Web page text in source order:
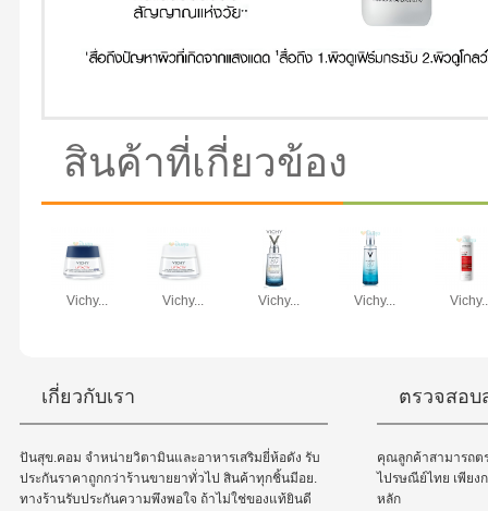
สินค้าที่เกี่ยวข้อง
Vichy... Vichy... Vichy... Vichy...
เกี่ยวกับเรา
ปันสุข.คอม จำหน่ายวิตามินและอาหารเสริมยี่ห้อดัง รับ
ประกันราคาถูกกว่าร้านขายยาทั่วไป สินค้าทุกชิ้นมีอย.
ทางร้านรับประกันความพึงพอใจ ถ้าไม่ใช่ของแท้ยินดี
ตรวจสอ
คุณลูกค้าสามารถต
ไปรษณีย์ไทย เพียง
หลัก